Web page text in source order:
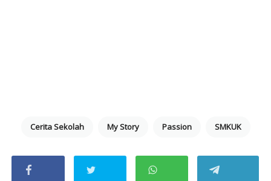
Cerita Sekolah My Story Passion SMKUK